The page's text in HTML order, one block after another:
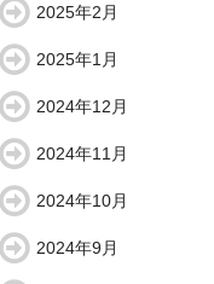
2025年2月
2025年1月
2024年12月
2024年11月
2024年10月
2024年9月